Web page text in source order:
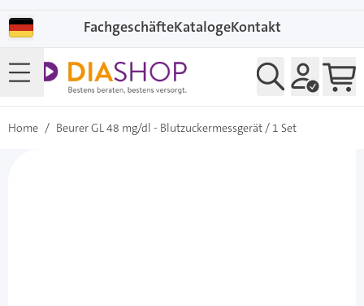
FachgeschäfteKatalogeKontakt
Home / Beurer GL 48 mg/dl - Blutzuckermessgerät / 1 Set